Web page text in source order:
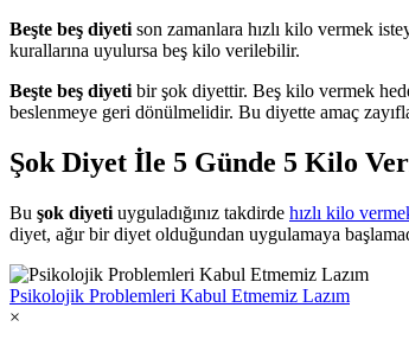
Beşte beş diyeti son zamanlara hızlı kilo vermek
kurallarına uyulursa beş kilo verilebilir.
Beşte beş diyeti bir şok diyettir. Beş kilo vermek
beslenmeye geri dönülmelidir. Bu diyette amaç
Şok Diyet İle 5 Günde 5 Kilo
Bu şok diyeti uyguladığınız takdirde hızlı kilo
diyet, ağır bir diyet olduğundan uygulamaya
Psikolojik Problemleri Kabul Etmemiz Lazım
×